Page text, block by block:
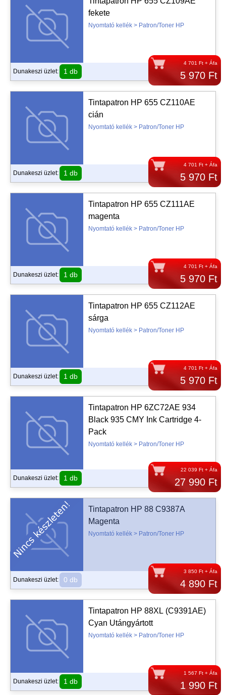
4 701 Ft + Áfa
5 970 Ft
fekete
Nyomtató kellék > Patron/Toner HP
Dunakeszi üzlet: 1 db
4 701 Ft + Áfa
5 970 Ft
Tintapatron HP 655 CZ110AE
cián
Nyomtató kellék > Patron/Toner HP
Dunakeszi üzlet: 1 db
4 701 Ft + Áfa
5 970 Ft
Tintapatron HP 655 CZ111AE
magenta
Nyomtató kellék > Patron/Toner HP
Dunakeszi üzlet: 1 db
4 701 Ft + Áfa
5 970 Ft
Tintapatron HP 655 CZ112AE
sárga
Nyomtató kellék > Patron/Toner HP
Dunakeszi üzlet: 1 db
22 039 Ft + Áfa
27 990 Ft
Tintapatron HP 6ZC72AE 934
Black 935 CMY Ink Cartridge 4-
Pack
Nyomtató kellék > Patron/Toner HP
Dunakeszi üzlet: 1 db
3 850 Ft + Áfa
4 890 Ft
Tintapatron HP 88 C9387A
Magenta
Nyomtató kellék > Patron/Toner HP
Dunakeszi üzlet: 0 db
1 567 Ft + Áfa
1 990 Ft
Tintapatron HP 88XL (C9391AE)
Cyan Utángyártott
Nyomtató kellék > Patron/Toner HP
Dunakeszi üzlet: 1 db